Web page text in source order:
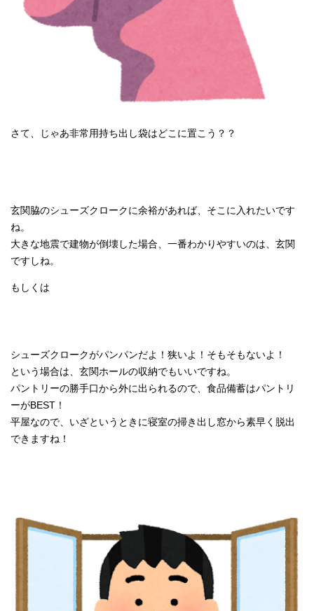
さて、じゃあ非常用持ち出し袋はどこに置こう？？
玄関脇のシューズクロークに余裕があれば、そこに入れたいです
ね。
大きな地震で建物が倒壊した場合、一番わかりやすいのは、玄関
ですしね。
もしくは
シューズクロークがパンパンだよ！狭いよ！そもそもないよ！
という場合は、玄関ホールの収納でもいいですね。
パントリーの勝手口から外に出られるので、食品備蓄はパントリ
ーがBEST！
平屋なので、いざというときに寝室の掃き出し窓から素早く脱出
できますね！